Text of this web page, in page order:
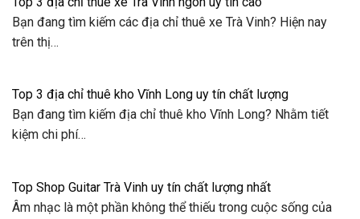
Bạn đang tìm kiếm các địa chỉ thuê xe Trà Vinh? Hiện nay
trên thị…
Top 3 địa chỉ thuê kho Vĩnh Long uy tín chất lượng
Bạn đang tìm kiếm địa chỉ thuê kho Vĩnh Long? Nhằm tiết
kiệm chi phí…
Top Shop Guitar Trà Vinh uy tín chất lượng nhất
Âm nhạc là một phần không thể thiếu trong cuộc sống của